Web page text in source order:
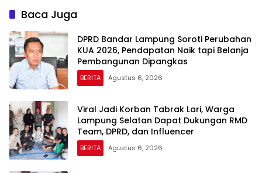
Baca Juga
DPRD Bandar Lampung Soroti Perubahan
KUA 2026, Pendapatan Naik tapi Belanja
Pembangunan Dipangkas
BERITA Agustus 6, 2026
Viral Jadi Korban Tabrak Lari, Warga
Lampung Selatan Dapat Dukungan RMD
Team, DPRD, dan Influencer
BERITA Agustus 6, 2026